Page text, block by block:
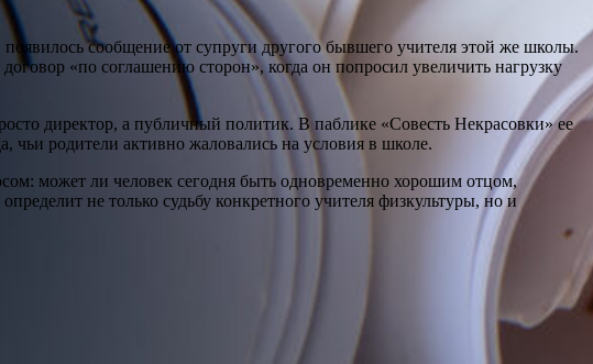
сообщение от супруги другого бывшего учителя этой же школы.
«по соглашению сторон», когда он попросил увеличить нагрузку
директор, а публичный политик. В паблике «Совесть Некрасовки» ее
чьи родители активно жаловались на условия в школе.
может ли человек сегодня быть одновременно хорошим отцом,
не только судьбу конкретного учителя физкультуры, но и